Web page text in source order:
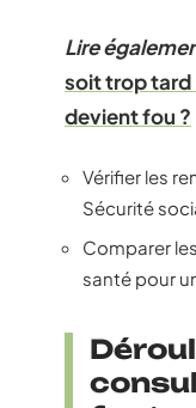
Lire
soit trop tard
devient fou ?
Vérifier les
Sécurité
Comparer
santé pour